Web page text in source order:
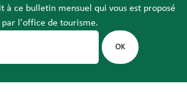
à ce bulletin mensuel qui vous est proposé
par l'office de tourisme.